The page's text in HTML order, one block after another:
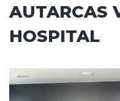
AUTARCAS
HOSPITAL